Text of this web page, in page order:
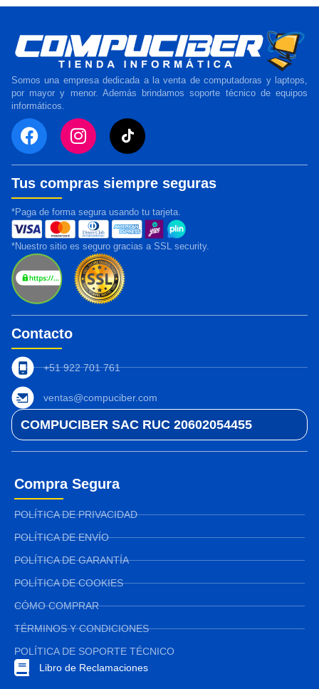
Somos una empresa dedicada a la venta de computadoras y laptops,
por mayor y menor. Además brindamos soporte técnico de equipos
informáticos.
Tus compras siempre seguras
*Paga de forma segura usando tu tarjeta.
*Nuestro sitio es seguro gracias a SSL security.
Contacto
+51 922 701 761
ventas@compuciber.com
COMPUCIBER SAC RUC 20602054455
Compra Segura
POLÍTICA DE PRIVACIDAD
POLÍTICA DE ENVÍO
POLÍTICA DE GARANTÍA
POLÍTICA DE COOKIES
CÓMO COMPRAR
TÉRMINOS Y CONDICIONES
POLÍTICA DE SOPORTE TÉCNICO
Libro de Reclamaciones